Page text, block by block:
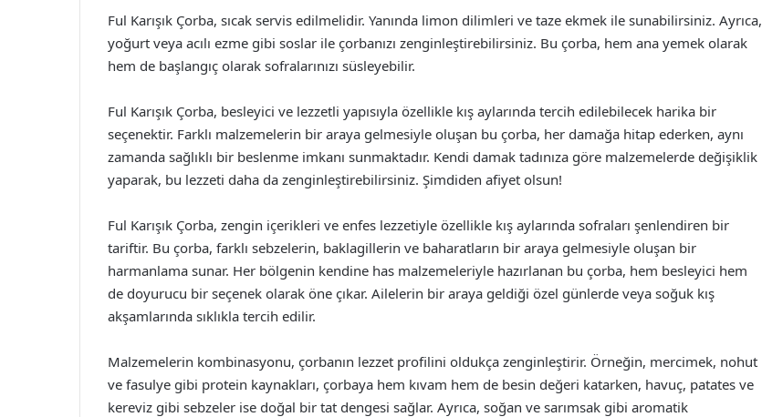
Ful Karışık Çorba, sıcak servis edilmelidir. Yanında limon dilimleri ve taze ekmek ile sunabilirsiniz. Ayrıca,
yoğurt veya acılı ezme gibi soslar ile çorbanızı zenginleştirebilirsiniz. Bu çorba, hem ana yemek olarak
hem de başlangıç olarak sofralarınızı süsleyebilir.
Ful Karışık Çorba, besleyici ve lezzetli yapısıyla özellikle kış aylarında tercih edilebilecek harika bir
seçenektir. Farklı malzemelerin bir araya gelmesiyle oluşan bu çorba, her damağa hitap ederken, aynı
zamanda sağlıklı bir beslenme imkanı sunmaktadır. Kendi damak tadınıza göre malzemelerde değişiklik
yaparak, bu lezzeti daha da zenginleştirebilirsiniz. Şimdiden afiyet olsun!
Ful Karışık Çorba, zengin içerikleri ve enfes lezzetiyle özellikle kış aylarında sofraları şenlendiren bir
tariftir. Bu çorba, farklı sebzelerin, baklagillerin ve baharatların bir araya gelmesiyle oluşan bir
harmanlama sunar. Her bölgenin kendine has malzemeleriyle hazırlanan bu çorba, hem besleyici hem
de doyurucu bir seçenek olarak öne çıkar. Ailelerin bir araya geldiği özel günlerde veya soğuk kış
akşamlarında sıklıkla tercih edilir.
Malzemelerin kombinasyonu, çorbanın lezzet profilini oldukça zenginleştirir. Örneğin, mercimek, nohut
ve fasulye gibi protein kaynakları, çorbaya hem kıvam hem de besin değeri katarken, havuç, patates ve
kereviz gibi sebzeler ise doğal bir tat dengesi sağlar. Ayrıca, soğan ve sarımsak gibi aromatik